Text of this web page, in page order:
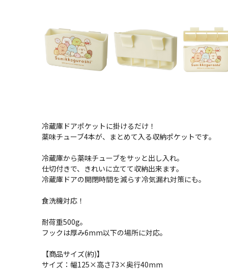
冷蔵庫ドアポケットに掛けるだけ！
薬味チューブ4本が、まとめて入る収納ポケットです。
冷蔵庫から薬味チューブをサッと出し入れ。
仕切付きで、きれいに立てて収納出来ます。
冷蔵庫ドアの開閉時間を減らす冷気漏れ対策にも。
食洗機対応！
耐荷重500g。
フックは厚み6mm以下の場所に対応。
【商品サイズ(約)】
サイズ：幅125×高さ73×奥行40mm